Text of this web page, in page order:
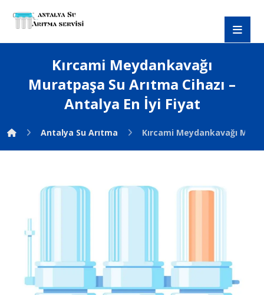
Kırcami Meydankavağı
Muratpaşa Su Arıtma Cihazı –
Antalya En İyi Fiyat
Antalya Su Arıtma Kırcami Meydankavağı